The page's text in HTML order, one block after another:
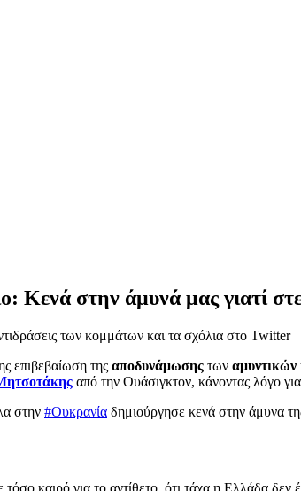
Κενά στην άμυνά μας γιατί
των κομμάτων και τα σχόλια στο Twitter
επιβεβαίωση της αποδυνάμωσης των αμυντικών
από την Ουάσιγκτον, κάνοντας λόγο
στην #Ουκρανία δημιούργησε κενά στην άμυνα
καιρό για το αντίθετο, ότι τάχα η Ελλάδα δεν